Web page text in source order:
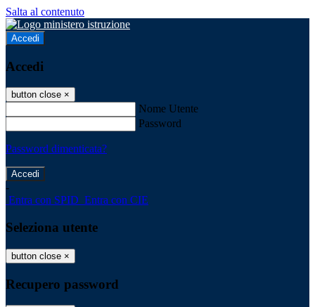
Salta al contenuto
Accedi
Accedi
button close ×
Nome Utente
Password
Password dimenticata?
-
Entra con SPID Entra con CIE
Seleziona utente
button close ×
Recupero password